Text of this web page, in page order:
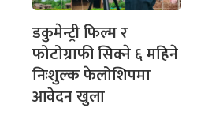
डकुमेन्ट्री फिल्म र
फोटोग्राफी सिक्ने ६ महिने
निःशुल्क फेलोशिपमा
आवेदन खुला